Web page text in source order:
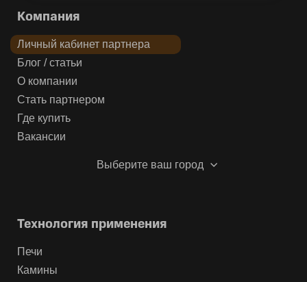
Компания
Личный кабинет партнера
Блог / статьи
О компании
Стать партнером
Где купить
Вакансии
Выберите ваш город
Технология применения
Печи
Камины